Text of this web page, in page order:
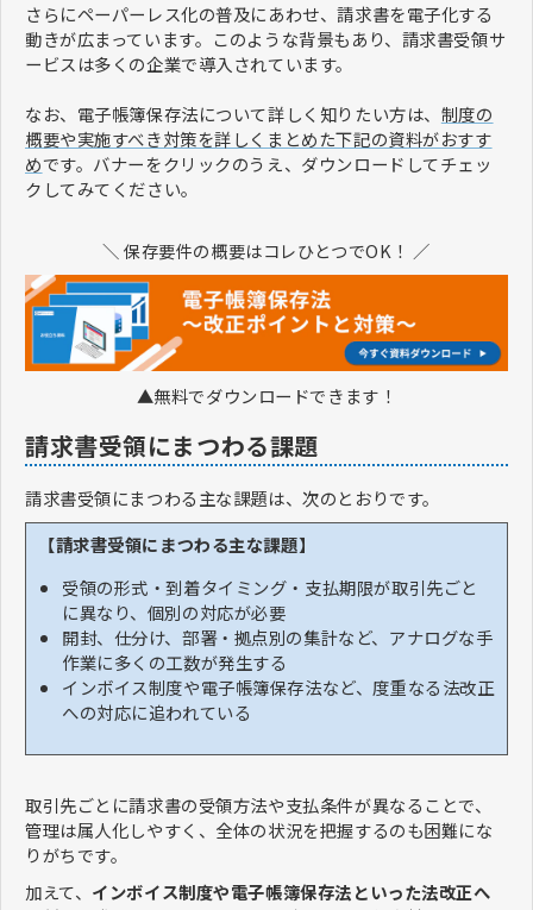
さらにペーパーレス化の普及にあわせ、請求書を電子化する
動きが広まっています。このような背景もあり、請求書受領サ
ービスは多くの企業で導入されています。
なお、電子帳簿保存法について詳しく知りたい方は、 制度の
概要や実施すべき対策を詳しくまとめた下記の資料がおすす
めです。バナーをクリックのうえ、ダウンロードしてチェッ
クしてみてください。
＼ 保存要件の概要はコレひとつでOK！ ／
▲無料でダウンロードできます！
請求書受領にまつわる課題
請求書受領にまつわる主な課題は、次のとおりです。
【請求書受領にまつわる主な課題】
受領の形式・到着タイミング・支払期限が取引先ごと
に異なり、個別の対応が必要
開封、仕分け、部署・拠点別の集計など、アナログな手
作業に多くの工数が発生する
インボイス制度や電子帳簿保存法など、度重なる法改正
への対応に追われている
取引先ごとに請求書の受領方法や支払条件が異なることで、
管理は属人化しやすく、全体の状況を把握するのも困難にな
りがちです。
加えて、 インボイス制度や電子帳簿保存法といった法改正へ